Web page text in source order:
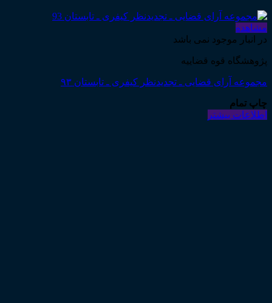
مشاهده
در انبار موجود نمی باشد
پژوهشگاه قوه قضاییه
مجموعه آرای قضایی ـ تجدیدنظر کیفری ـ تابستان ۹۳
چاپ تمام
اطلاعات بیشتر